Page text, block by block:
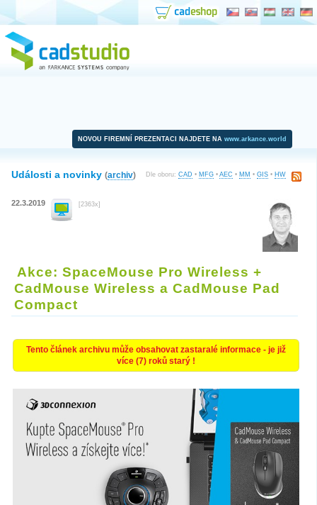
NOVOU FIREMNÍ PREZENTACI NAJDETE NA www.arkance.world
Dle oboru: CAD • MFG • AEC • MM • GIS • HW
Události a novinky (archiv)
22.3.2019 [2363x]
Akce: SpaceMouse Pro Wireless +
CadMouse Wireless a CadMouse Pad
Compact
Tento článek archivu může obsahovat zastaralé informace - je již
více (7) roků starý !